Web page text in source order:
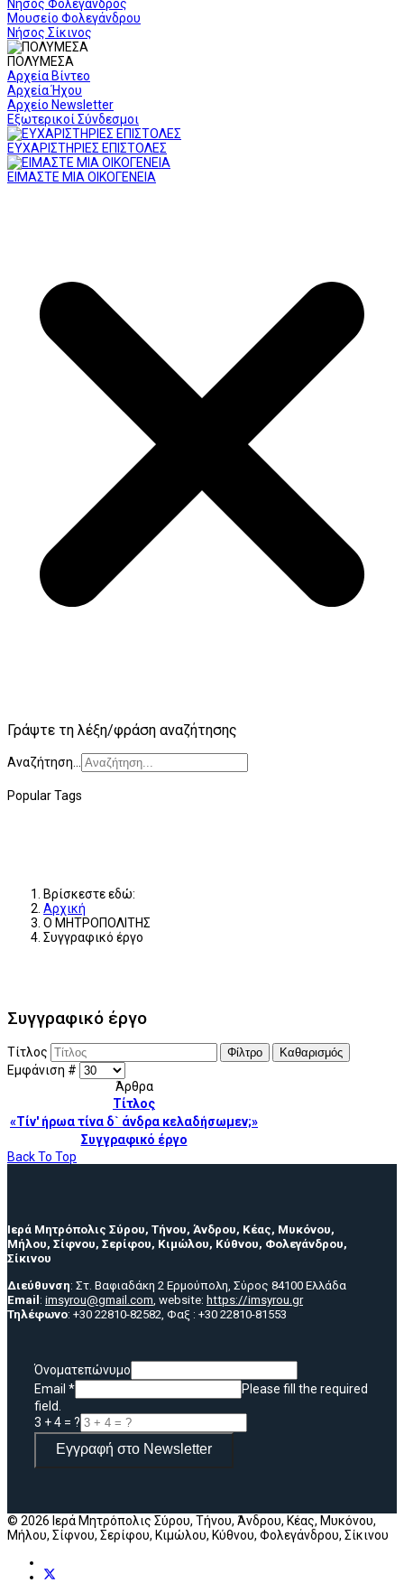
Νήσος Φολέγανδρος
Μουσείο Φολεγάνδρου
Νήσος Σίκινος
ΠΟΛΥΜΕΣΑ
Αρχεία Βίντεο
Αρχεία Ήχου
Αρχείο Newsletter
Εξωτερικοί Σύνδεσμοι
ΕΥΧΑΡΙΣΤΗΡΙΕΣ ΕΠΙΣΤΟΛΕΣ
ΕΙΜΑΣΤΕ ΜΙΑ ΟΙΚΟΓΕΝΕΙΑ
Γράψτε τη λέξη/φράση αναζήτησης
Αναζήτηση...
Popular Tags
Βρίσκεστε εδώ:
Αρχική
Ο ΜΗΤΡΟΠΟΛΙΤΗΣ
Συγγραφικό έργο
Συγγραφικό έργο
Τίτλος Φίλτρο Καθαρισμός
Εμφάνιση #
Άρθρα
Τίτλος
«Τίν' ήρωα τίνα δ` άνδρα κελαδήσωμεν;»
Συγγραφικό έργο
Back To Top
Ιερά Μητρόπολις Σύρου, Τήνου, Άνδρου, Κέας, Μυκόνου,
Μήλου, Σίφνου, Σερίφου, Κιμώλου, Κύθνου, Φολεγάνδρου,
Σίκινου
Διεύθυνση: Στ. Βαφιαδάκη 2 Ερμούπολη, Σύρος 84100 Ελλάδα
Email : imsyrou@gmail.com , website: https://imsyrou.gr
Τηλέφωνο: +30 22810-82582, Φαξ : +30 22810-81553
Όνοματεπώνυμο
Email *
Please fill the required
field.
3 + 4 = ?
Εγγραφή στο Newsletter
© 2026 Ιερά Μητρόπολις Σύρου, Τήνου, Άνδρου, Κέας, Μυκόνου,
Μήλου, Σίφνου, Σερίφου, Κιμώλου, Κύθνου, Φολεγάνδρου, Σίκινου